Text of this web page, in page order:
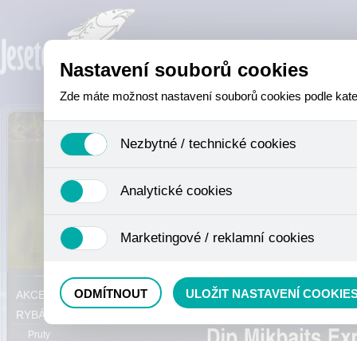
Právě se nacházíte:
posilovače, esence
AKCE, SLEVY, VÝPRODEJ
RYBÁŘSKÝ SORTIMENT
Pruty
Nastavení souborů cookies
Zde máte možnost nastavení souborů cookies podle
Nezbytné / technické cookies
se mimo jiné k ukládání produktů v nákupním košíku,
není zapotřebí Váš souhlas a není možné jej ani odebrat.
Analytické cookies
nejedná o osobní údaje, protože anonymizované cookies
odkazy, prohlížené zboží apod.
Marketingové / reklamní cookies
ODMÍTNOUT ULOŽIT NASTAVENÍ